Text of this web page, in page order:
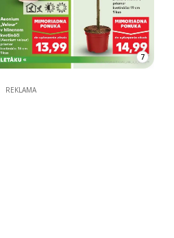
7
REKLAMA